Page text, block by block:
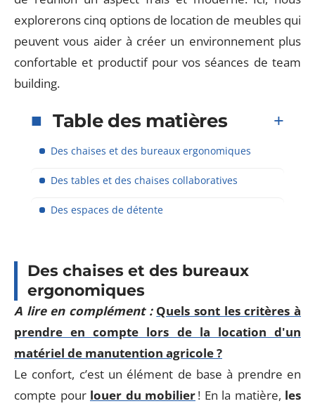
explorerons cinq options de location de meubles qui
peuvent vous aider à créer un environnement plus
confortable et productif pour vos séances de team
building.
Table des matières
Des chaises et des bureaux ergonomiques
Des tables et des chaises collaboratives
Des espaces de détente
Des chaises et des bureaux
ergonomiques
A lire en complément : Quels sont les critères à
prendre en compte lors de la location d'un
matériel de manutention agricole ?
Le confort, c’est un élément de base à prendre en
compte pour louer du mobilier! En la matière, les